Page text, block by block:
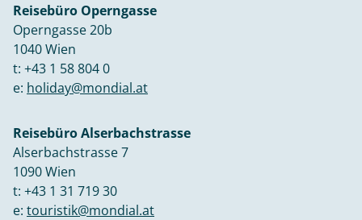
Reisebüro Operngasse
Operngasse 20b
1040 Wien
t: +43 1 58 804 0
e: holiday@mondial.at
Reisebüro Alserbachstrasse
Alserbachstrasse 7
1090 Wien
t: +43 1 31 719 30
e: touristik@mondial.at